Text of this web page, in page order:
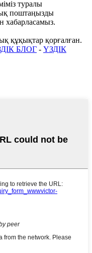
туралы
поштаңызды
хабарласамыз.
құқықтар қорғалған.
БЛОГ - ҮЗДІК